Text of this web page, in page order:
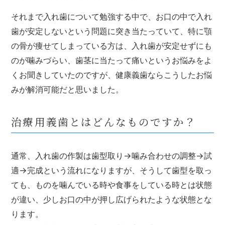
それまで入れ歯について勉強する中で、お口の中で入れ
歯が安定しないという問題に突き当たっていて、特に顎
の骨が痩せてしまっている方は、入れ歯が安定せずにも
のが噛みづらい、歯茎に当たって痛いというお悩みをよ
くお聞きしていたのですが、健康義歯ならこうしたお悩
みが解消可能だと思いました。
治療用義歯とはどんなものですか？
通常、入れ歯の作製は歯型取り→噛み合わせの調整→試
適→完成という流れになりますが、そうして歯型を取っ
ても、ものを噛んでいる時や食事をしている時とは状態
が違い、少しお口の中が押し広げられたような状態とな
ります。